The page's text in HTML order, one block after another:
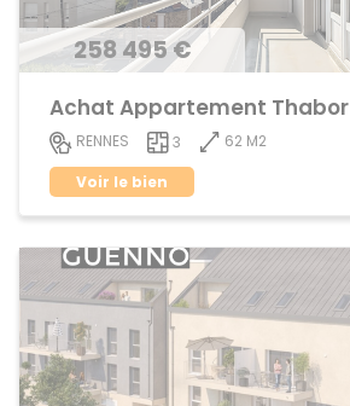
258 495 €
Achat Appartement Thabor
RENNES 3
62 M2
Voir le bien